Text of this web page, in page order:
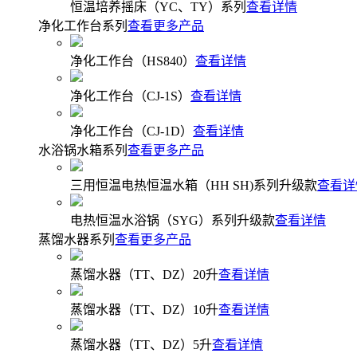
恒温培养摇床（YC、TY）系列 查看详情
净化工作台系列 查看更多产品
净化工作台（HS840） 查看详情
净化工作台（CJ-1S） 查看详情
净化工作台（CJ-1D） 查看详情
水浴锅水箱系列 查看更多产品
三用恒温电热恒温水箱（HH SH)系列升级款查看
电热恒温水浴锅（SYG）系列升级款查看详情
蒸馏水器系列 查看更多产品
蒸馏水器（TT、DZ）20升查看详情
蒸馏水器（TT、DZ）10升查看详情
蒸馏水器（TT、DZ）5升查看详情